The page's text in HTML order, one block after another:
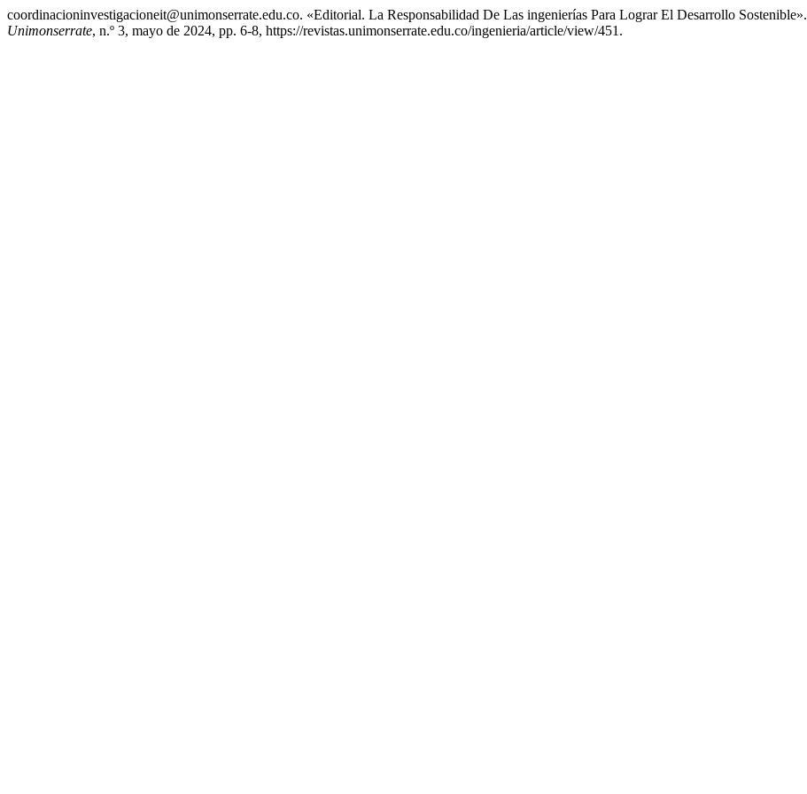
coordinacioninvestigacioneit@unimonserrate.edu.co. «Editorial. La Responsabilidad De Las ingenierías Para Lograr El Desarrollo Sostenible».
Unimonserrate, n.º 3, mayo de 2024, pp. 6-8, https://revistas.unimonserrate.edu.co/ingenieria/article/view/451.